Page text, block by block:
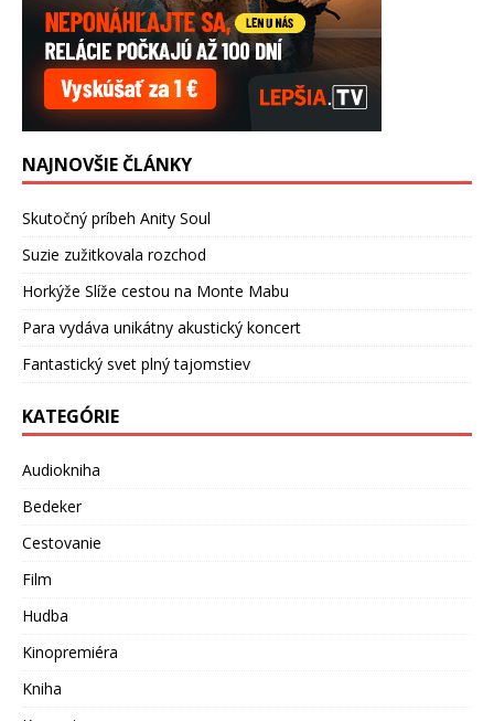
NAJNOVŠIE ČLÁNKY
Skutočný príbeh Anity Soul
Suzie zužitkovala rozchod
Horkýže Slíže cestou na Monte Mabu
Para vydáva unikátny akustický koncert
Fantastický svet plný tajomstiev
KATEGÓRIE
Audiokniha
Bedeker
Cestovanie
Film
Hudba
Kinopremiéra
Kniha